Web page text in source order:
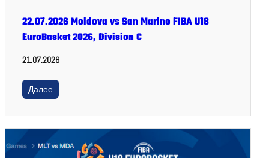
22.07.2026 Moldova vs San Marino FIBA U18
EuroBasket 2026, Division C
21.07.2026
Далее